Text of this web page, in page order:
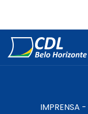
IMPRENSA -